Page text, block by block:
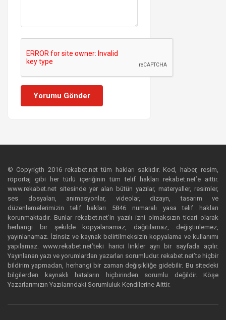
Yorumu Gönder
© Copyrigth 2016 rekabet.net tüm hakları saklıdır. Kod, haber, resim,
röportaj gibi her türlü içeriğinin tüm telif hakları rekabet.net’e aittir.
www.rekabet.net sitesinde yer alan bütün yazılar, materyaller, resimler,
ses dosyaları, animasyonlar, videolar, dizayn, tasarım ve
düzenlemelerimizin telif hakları 5846 numaralı yasa telif hakları
korunmaktadır. Bunlar rekabet.net’in yazılı izni olmaksızın ticari olarak
herhangi bir şekilde kopyalanamaz, dağıtılamaz, değiştirilemez,
yayınlanamaz. İzinsiz ve kaynak belirtilmeksizin kopyalama ve kullanımı
yapılamaz. www.rekabet.net’teki harici linkler ayrı bir sayfada açılır.
Yayınlanan yazı ve yorumlardan yazarları sorumludur. rekabet.net’te hiçbir
bildirim yapmadan, herhangi bir zaman değişikliğe gidebilir. Bu sitedeki
bilgilerden kaynaklı hataların hiçbirinden sorumlu değildir. Köşe
Yazarlarımızın Yazılarındaki Sorumluluk Kendilerine Aittir.